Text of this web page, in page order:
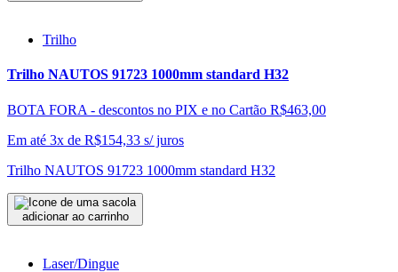
Trilho
Trilho NAUTOS 91723 1000mm standard H32
BOTA FORA - descontos no PIX e no Cartão R$463,00
Em até 3x de R$154,33 s/ juros
Trilho NAUTOS 91723 1000mm standard H32
adicionar ao carrinho
Laser/Dingue